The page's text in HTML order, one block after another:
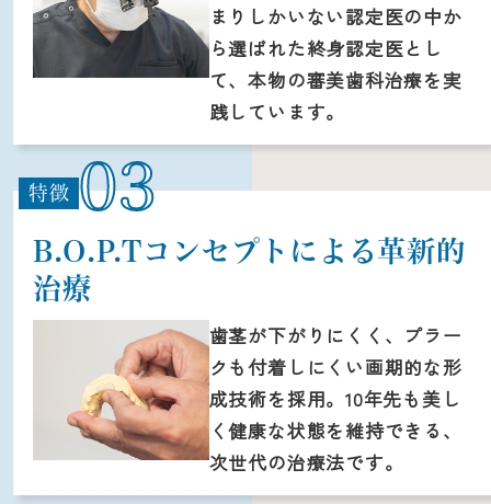
まりしかいない認定医の中か
ら選ばれた終身認定医とし
て、本物の審美歯科治療を実
践しています。
特徴 03
B.O.P.Tコンセプトによる革新的
治療
歯茎が下がりにくく、プラー
クも付着しにくい画期的な形
成技術を採用。10年先も美し
く健康な状態を維持できる、
次世代の治療法です。